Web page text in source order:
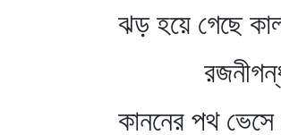
ঝড় হয়ে গেছে
কাননের পথ